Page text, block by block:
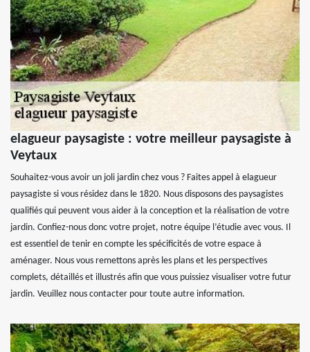
elagueur paysagiste : votre meilleur paysagiste à
Veytaux
Souhaitez-vous avoir un joli jardin chez vous ? Faites appel à elagueur
paysagiste si vous résidez dans le 1820. Nous disposons des paysagistes
qualifiés qui peuvent vous aider à la conception et la réalisation de votre
jardin. Confiez-nous donc votre projet, notre équipe l’étudie avec vous. Il
est essentiel de tenir en compte les spécificités de votre espace à
aménager. Nous vous remettons après les plans et les perspectives
complets, détaillés et illustrés afin que vous puissiez visualiser votre futur
jardin. Veuillez nous contacter pour toute autre information.